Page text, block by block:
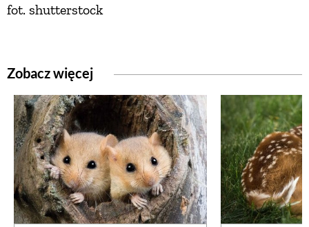
fot. shutterstock
Zobacz więcej